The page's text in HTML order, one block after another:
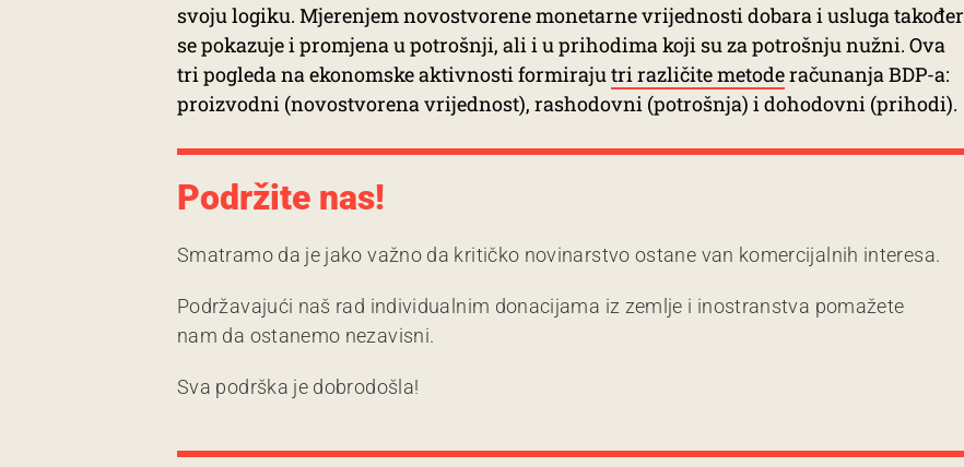
svoju logiku. Mjerenjem novostvorene monetarne vrijednosti dobara i usluga također
se pokazuje i promjena u potrošnji, ali i u prihodima koji su za potrošnju nužni. Ova
tri pogleda na ekonomske aktivnosti formirajutri različite metoderačunanja BDP-a:
proizvodni (novostvorena vrijednost), rashodovni (potrošnja) i dohodovni (prihodi).
Podržite nas!
Smatramo da je jako važno da kritičko novinarstvo ostane van komercijalnih interesa.
Podržavajući naš rad individualnim donacijama iz zemlje i inostranstva pomažete
nam da ostanemo nezavisni.
Sva podrška je dobrodošla!